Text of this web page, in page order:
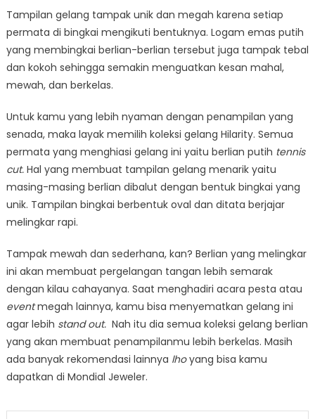
Tampilan gelang tampak unik dan megah karena setiap
permata di bingkai mengikuti bentuknya. Logam emas putih
yang membingkai berlian-berlian tersebut juga tampak tebal
dan kokoh sehingga semakin menguatkan kesan mahal,
mewah, dan berkelas.
Untuk kamu yang lebih nyaman dengan penampilan yang
senada, maka layak memilih koleksi gelang Hilarity. Semua
permata yang menghiasi gelang ini yaitu berlian putih tennis
cut. Hal yang membuat tampilan gelang menarik yaitu
masing-masing berlian dibalut dengan bentuk bingkai yang
unik. Tampilan bingkai berbentuk oval dan ditata berjajar
melingkar rapi.
Tampak mewah dan sederhana, kan? Berlian yang melingkar
ini akan membuat pergelangan tangan lebih semarak
dengan kilau cahayanya. Saat menghadiri acara pesta atau
eventmegah lainnya, kamu bisa menyematkan gelang ini
agar lebih stand out. Nah itu dia semua koleksi gelang berlian
yang akan membuat penampilanmu lebih berkelas. Masih
ada banyak rekomendasi lainnya lhoyang bisa kamu
dapatkan di Mondial Jeweler.